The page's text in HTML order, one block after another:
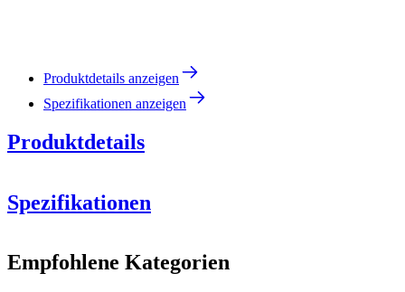
Produktdetails anzeigen
Spezifikationen anzeigen
Produktdetails
Spezifikationen
Produktnummer95261
Empfohlene Kategorien